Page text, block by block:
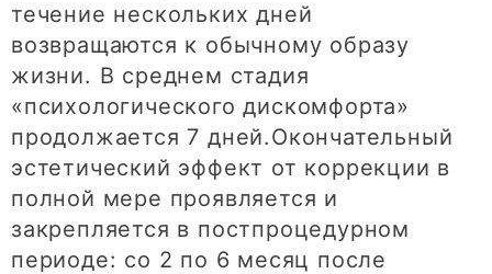
течение нескольких дней
возвращаются к обычному образу
жизни. В среднем стадия
«психологического дискомфорта»
продолжается 7 дней.Окончательный
эстетический эффект от коррекции в
полной мере проявляется и
закрепляется в постпроцедурном
периоде: со 2 по 6 месяц после